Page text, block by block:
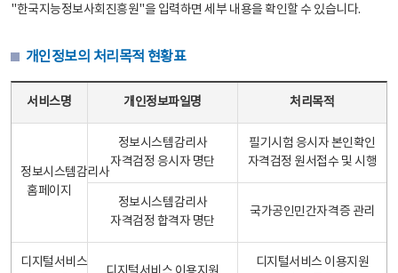
"한국지능정보사회진흥원"을 입력하면 세부 내용을 확인할 수 있습니다.
개인정보의 처리목적 현황표
서비스명 개인정보파일명 처리목적
정보시스템감리사
홈페이지
정보시스템감리사
자격검정 응시자 명단
필기시험 응시자 본인확인
자격검정 원서접수 및 시행
정보시스템감리사
자격검정 합격자 명단
국가공인민간자격증 관리
디지털서비스
디지털서비스 이용지원